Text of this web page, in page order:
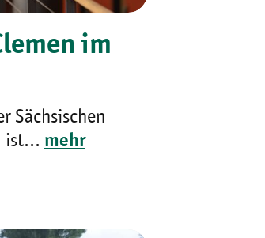
im
Sächsischen
ist... mehr